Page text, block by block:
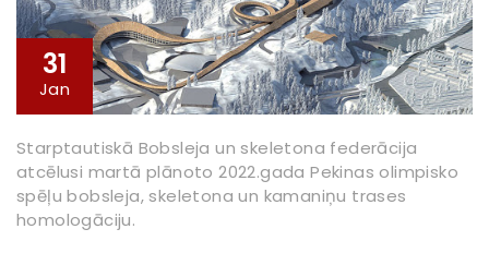
31
Jan
Starptautiskā Bobsleja un skeletona federācija
atcēlusi martā plānoto 2022.gada Pekinas olimpisko
spēļu bobsleja, skeletona un kamaniņu trases
homologāciju.